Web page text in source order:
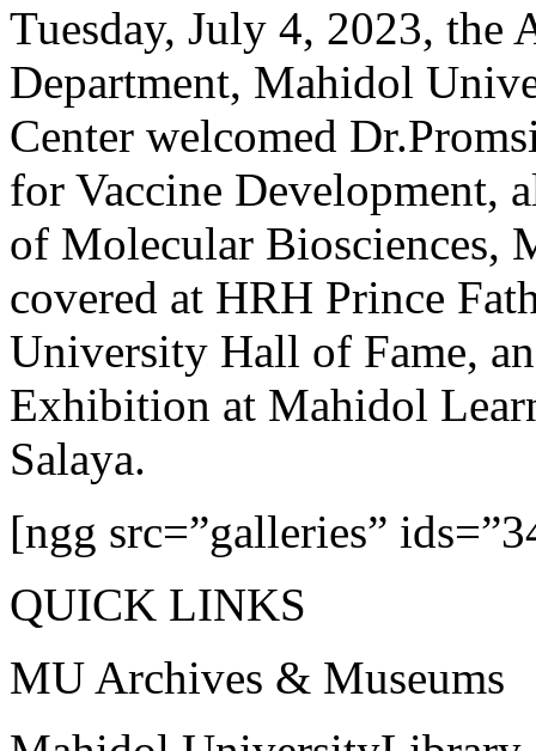
Tuesday, July 4, 2023, the
Department, Mahidol
Center welcomed
for Vaccine Development,
of Molecular Biosciences,
covered at HRH Prince
University Hall of Fame,
Exhibition at Mahidol
Salaya.
[ngg src=”galleries”
QUICK LINKS
MU Archives & Museums